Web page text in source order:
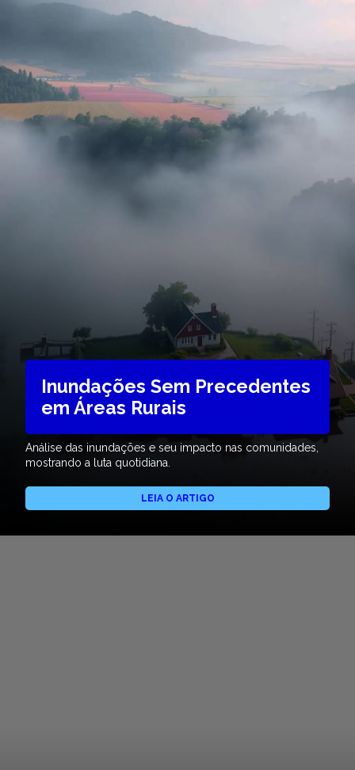
Inundações Sem Precedentes
em Áreas Rurais
Análise das inundações e seu impacto nas comunidades,
mostrando a luta quotidiana.
LEIA O ARTIGO